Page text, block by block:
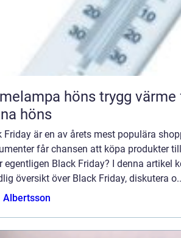
höns trygg värme för kycklingar och
höns
Friday är en av årets mest populära
får chansen att köpa produkter
egentligen Black Friday? I denna artikel
översikt över Black Friday, diskutera
Albertsson